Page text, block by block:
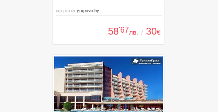
оферта отgrupovo.bg
58'67лв. / 30€